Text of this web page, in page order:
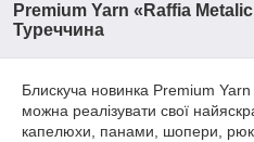
Premium Yarn «Raffia
Туреччина
Блискуча новинка Premium
можна реалізувати свої
капелюхи, панами, шопери,